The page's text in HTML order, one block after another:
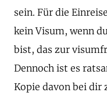
sein. Für die
kein Visum, wenn
bist, das zur
Dennoch ist es
Kopie davon bei dir